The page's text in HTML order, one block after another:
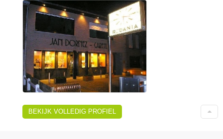
BEKIJK VOLLEDIG PROFIEL